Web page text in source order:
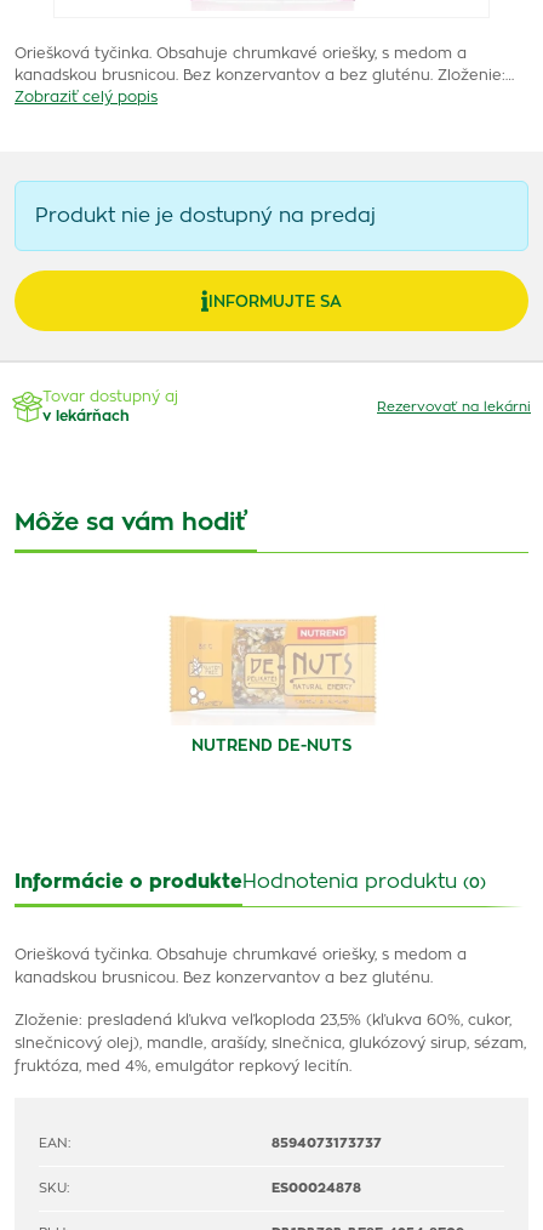
Oriešková tyčinka. Obsahuje chrumkavé oriešky, s medom a
kanadskou brusnicou. Bez konzervantov a bez gluténu. Zloženie:…
Zobraziť celý popis
Produkt nie je dostupný na predaj
INFORMUJTE SA
Tovar dostupný aj
v lekárňach
Rezervovať na lekárni
Môže sa vám hodiť
NUTREND DE-NUTS
Informácie o produkteHodnotenia produktu (0)
Oriešková tyčinka. Obsahuje chrumkavé oriešky, s medom a
kanadskou brusnicou. Bez konzervantov a bez gluténu.
Zloženie: presladená kľukva veľkoploda 23,5% (kľukva 60%, cukor,
slnečnicový olej), mandle, arašídy, slnečnica, glukózový sirup, sézam,
fruktóza, med 4%, emulgátor repkový lecitín.
EAN: 8594073173737
SKU: ES00024878